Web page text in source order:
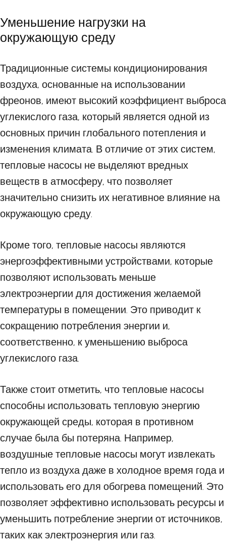
Уменьшение нагрузки на
окружающую среду
Традиционные системы кондиционирования
воздуха, основанные на использовании
фреонов, имеют высокий коэффициент выброса
углекислого газа, который является одной из
основных причин глобального потепления и
изменения климата. В отличие от этих систем,
тепловые насосы не выделяют вредных
веществ в атмосферу, что позволяет
значительно снизить их негативное влияние на
окружающую среду.
Кроме того, тепловые насосы являются
энергоэффективными устройствами, которые
позволяют использовать меньше
электроэнергии для достижения желаемой
температуры в помещении. Это приводит к
сокращению потребления энергии и,
соответственно, к уменьшению выброса
углекислого газа.
Также стоит отметить, что тепловые насосы
способны использовать тепловую энергию
окружающей среды, которая в противном
случае была бы потеряна. Например,
воздушные тепловые насосы могут извлекать
тепло из воздуха даже в холодное время года и
использовать его для обогрева помещений. Это
позволяет эффективно использовать ресурсы и
уменьшить потребление энергии от источников,
таких как электроэнергия или газ.